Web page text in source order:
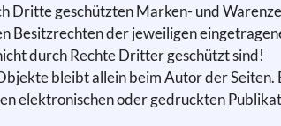
Dritte geschützten Marken- und
Besitzrechten der jeweiligen
durch Rechte Dritter geschützt sind!
bleibt allein beim Autor der
elektronischen oder gedruckten